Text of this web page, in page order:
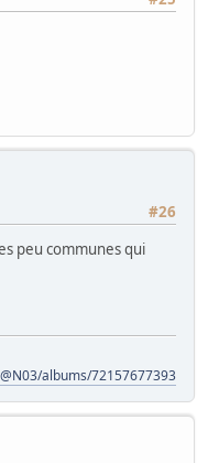
#26
peu communes qui
albums/